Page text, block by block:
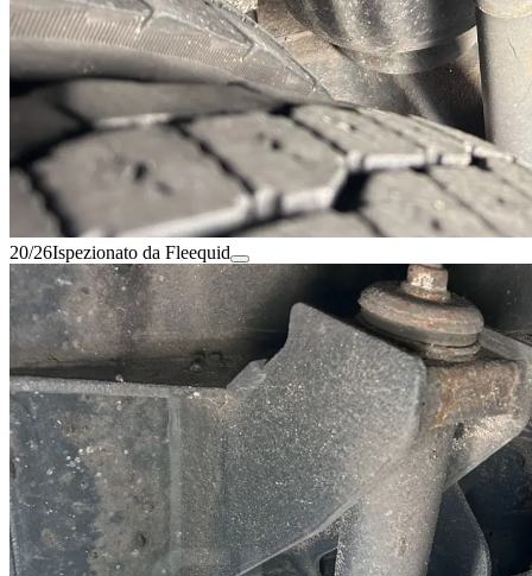
20/26Ispezionato da Fleequid